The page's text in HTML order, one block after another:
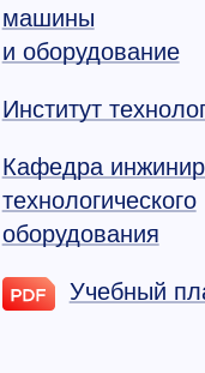
машины
и оборудование
Институт
Кафедра
технологичес­кого
оборудования
Учебный